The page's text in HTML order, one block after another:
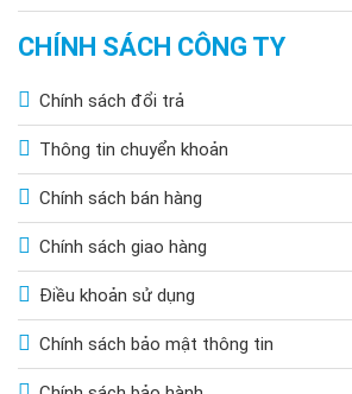
CHÍNH SÁCH CÔNG TY
Chính sách đổi trả
Thông tin chuyển khoản
Chính sách bán hàng
Chính sách giao hàng
Điều khoản sử dụng
Chính sách bảo mật thông tin